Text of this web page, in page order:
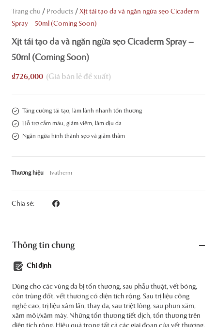
Trang chủ / Products / Xịt tái tạo da và ngăn ngừa sẹo Cicaderm
Spray – 50ml (Coming Soon)
Xịt tái tạo da và ngăn ngừa sẹo Cicaderm Spray –
50ml (Coming Soon)
₫726,000
Tăng cường tái tạo, làm lành nhanh tổn thương
Hỗ trợ cầm máu, giảm viêm, làm dịu da
Ngăn ngừa hình thành sẹo và giảm thâm
Thương hiệu Ivatherm
Chia sẻ:
Thông tin chung
Chỉ định
Dùng cho các vùng da bị tổn thương, sau phẫu thuật, vết bỏng,
côn trùng đốt, vết thương có diện tích rộng. Sau trị liệu công
nghệ cao, trị liệu xâm lấn, thay da, sau triệt lông, sau phun xăm,
xăm môi/xăm mày. Những tổn thương tiết dịch, tổn thương trên
diện tích rộng. Hiệu quả trong tất cả các giai đoạn của vết thương.